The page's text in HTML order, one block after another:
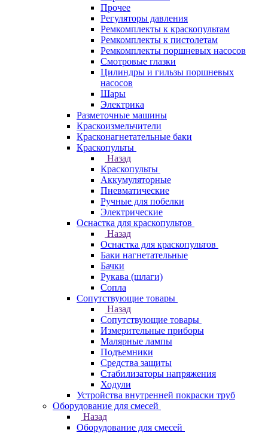
Прочее
Регуляторы давления
Ремкомплекты к краскопультам
Ремкомплекты к пистолетам
Ремкомплекты поршневых насосов
Смотровые глазки
Цилиндры и гильзы поршневых
насосов
Шары
Электрика
Разметочные машины
Краскоизмельчители
Красконагнетательные баки
Краскопульты
Назад
Краскопульты
Аккумуляторные
Пневматические
Ручные для побелки
Электрические
Оснастка для краскопультов
Назад
Оснастка для краскопультов
Баки нагнетательные
Бачки
Рукава (шлаги)
Сопла
Сопутствующие товары
Назад
Сопутствующие товары
Измерительные приборы
Малярные лампы
Подъемники
Средства защиты
Стабилизаторы напряжения
Ходули
Устройства внутренней покраски труб
Оборудование для смесей
Назад
Оборудование для смесей